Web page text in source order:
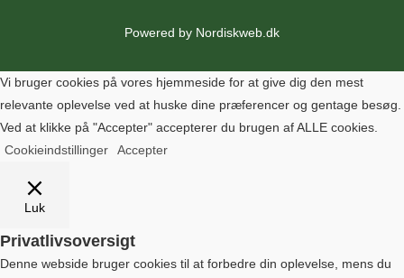
Powered by Nordiskweb.dk
Vi bruger cookies på vores hjemmeside for at give dig den mest
relevante oplevelse ved at huske dine præferencer og gentage besøg.
Ved at klikke på "Accepter" accepterer du brugen af ALLE cookies.
Cookieindstillinger
Accepter
Luk
Privatlivsoversigt
Denne webside bruger cookies til at forbedre din oplevelse, mens du